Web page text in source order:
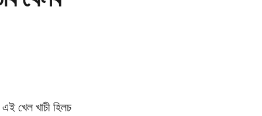
খেল খাচী হিলচ